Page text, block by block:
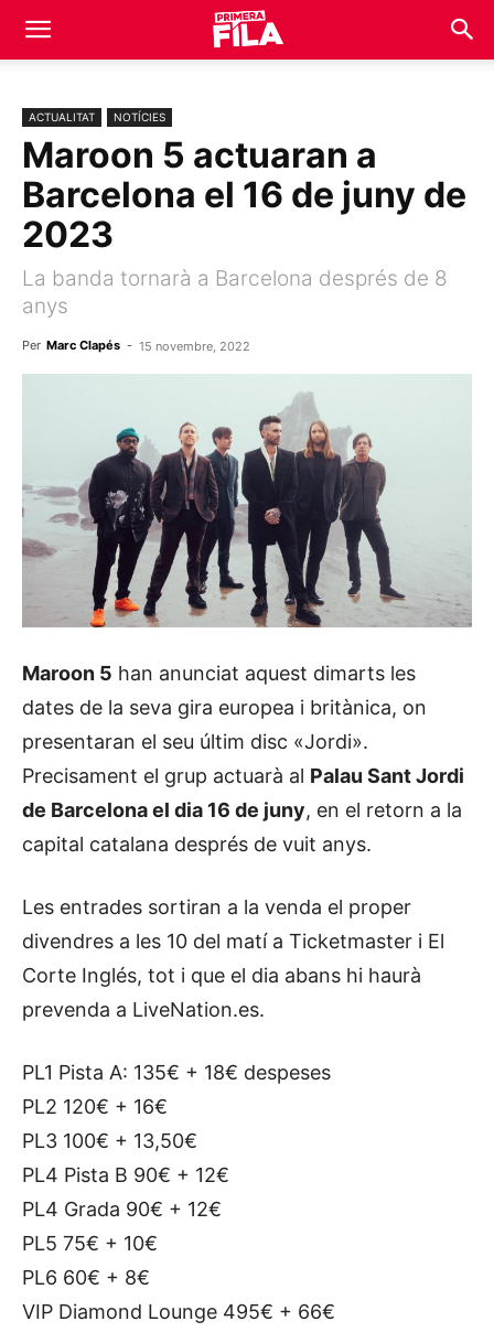
ACTUALITAT NOTÍCIES
Maroon 5 actuaran a
Barcelona el 16 de juny de
2023
La banda tornarà a Barcelona després de 8
anys
Per Marc Clapés - 15 novembre, 2022
Maroon 5 han anunciat aquest dimarts les
dates de la seva gira europea i britànica, on
presentaran el seu últim disc «Jordi».
Precisament el grup actuarà al Palau Sant Jordi
de Barcelona el dia 16 de juny, en el retorn a la
capital catalana després de vuit anys.
Les entrades sortiran a la venda el proper
divendres a les 10 del matí a Ticketmaster i El
Corte Inglés, tot i que el dia abans hi haurà
prevenda a LiveNation.es.
PL1 Pista A: 135€ + 18€ despeses
PL2 120€ + 16€
PL3 100€ + 13,50€
PL4 Pista B 90€ + 12€
PL4 Grada 90€ + 12€
PL5 75€ + 10€
PL6 60€ + 8€
VIP Diamond Lounge 495€ + 66€